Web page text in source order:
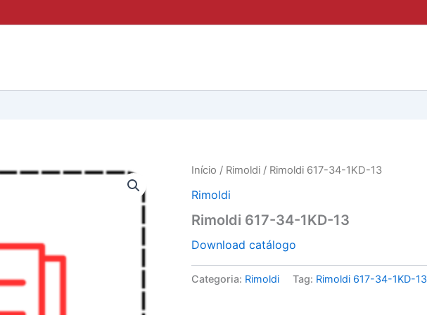
Início / Rimoldi / Rimoldi 617-34-1KD-13
Rimoldi
Rimoldi 617-34-1KD-13
Download catálogo
Categoria: Rimoldi Tag: Rimoldi 617-34-1KD-13